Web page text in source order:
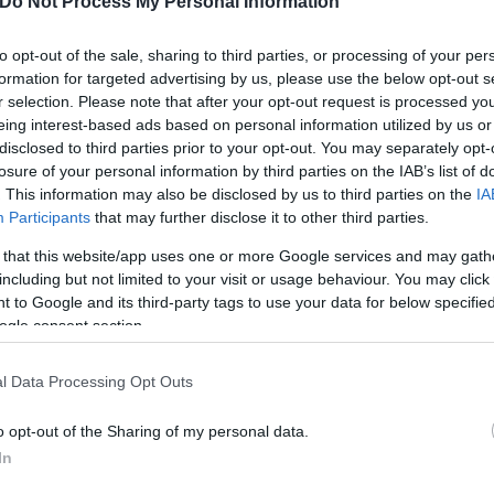
opt-out of the sale, sharing to third parties, or processing of your
for targeted advertising by us, please use the below opt-out
selection. Please note that after your opt-out request is processed
interest-based ads based on personal information utilized by us
to third parties prior to your opt-out. You may separately
of your personal information by third parties on the IAB’s list of
This information may also be disclosed by us to third parties on the
Participants that may further disclose it to other third parties.
that this website/app uses one or more Google services and may
but not limited to your visit or usage behaviour. You may
to Google and its third-party tags to use your data for below
consent section.
Data Processing Opt Outs
opt-out of the Sharing of my personal data.
έκανε λόγο για 50 πυρκαγιές το
μην δείξουν εφησυχασμό.
Δεν έχουν εντοπιστεί επικίνδυνες ουσίες.
του στρατού που έφτασε στην Καβάλα και
τόνους πυρομαχικών, δεν εντόπισε καμία